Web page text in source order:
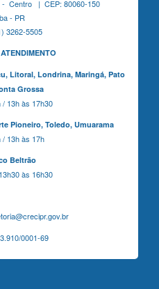
- Centro | CEP: 80060-150
- PR
3262-5505
Litoral, Londrina, Maringá, Pato
Grossa
13h às 17h30
Pioneiro, Toledo, Umuarama
/ 13h às 17h
Beltrão
às 16h30
0001-69